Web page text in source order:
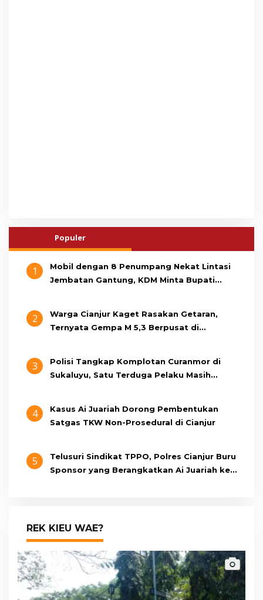
Populer
1
Mobil dengan 8 Penumpang Nekat Lintasi
Jembatan Gantung, KDM Minta Bupati
2
Warga Cianjur Kaget Rasakan Getaran,
Ternyata Gempa M 5,3 Berpusat di
3
Polisi Tangkap Komplotan Curanmor di
Sukaluyu, Satu Terduga Pelaku Masih
4
Kasus Ai Juariah Dorong Pembentukan
Satgas TKW Non-Prosedural di Cianjur
5
Telusuri Sindikat TPPO, Polres Cianjur Buru
Sponsor yang Berangkatkan Ai Juariah ke
REK KIEU WAE?